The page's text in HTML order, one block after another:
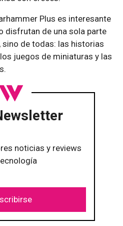
Plus es interesante
disfrutan de una sola parte
de todas: las historias
juegos de miniaturas y las
noticias y reviews